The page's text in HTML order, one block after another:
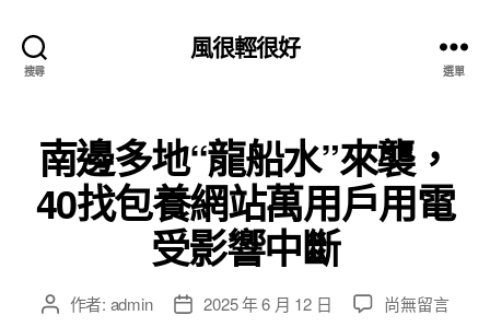
搜尋
風很輕很好
選單
南邊多地“龍船水”來襲，
40找包養網站萬用戶用電
受影響中斷
文 作者: admin
文 2025 年 6 月 12 日
在
尚無留言